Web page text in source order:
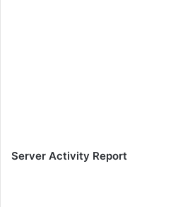
Server Activity Report